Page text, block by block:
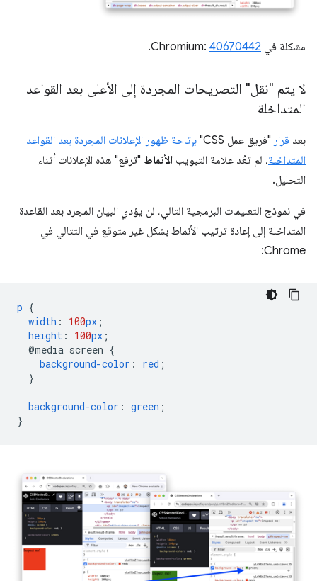
مشكلة في Chromium: 40670442
.
لا يتم "نقل" التصريحات المجردة إلى الأعلى بعد القواعد
المتداخلة
بعد قرار "فريق عمل CSS"
بإتاحة ظهور الإعلانات المجردة بعد القواعد
المتداخلة، لم تعُد علامة التبويب الأنماط "ترفع" هذه الإعلانات أثناء
التحليل.
في نموذج التعليمات البرمجية التالي، لن يؤدي البيان المجرد بعد القاعدة
المتداخلة إلى إعادة ترتيب الأنماط بشكل غير متوقع في التتالي في
Chrome:
p {
width : 100px ;
height : 100px ;
@media screen {
background-color : red ;
}
background-color : green ;
}